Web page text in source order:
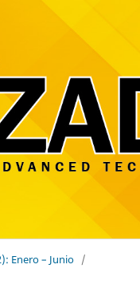
Enero – Junio /